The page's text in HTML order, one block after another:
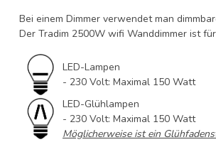
Bei einem Dimmer verwendet man
Der Tradim 2500W wifi Wanddimmer ist
LED-Lampen
- 230 Volt: Maximal 150 Watt
LED-Glühlampen
- 230 Volt: Maximal 150 Watt
Möglicherweise ist ein